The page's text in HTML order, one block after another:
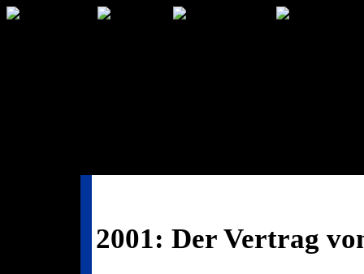
2001: Der Vertrag